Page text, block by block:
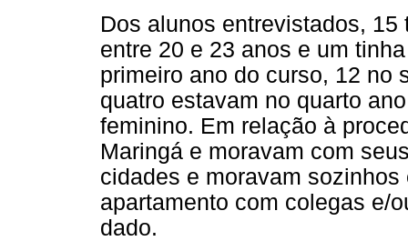
Dos alunos entrevistados,
entre 20 e 23 anos e um
primeiro ano do curso, 12 no
quatro estavam no quarto
feminino. Em relação à
Maringá e moravam com
cidades e moravam
apartamento com colegas e/
dado.